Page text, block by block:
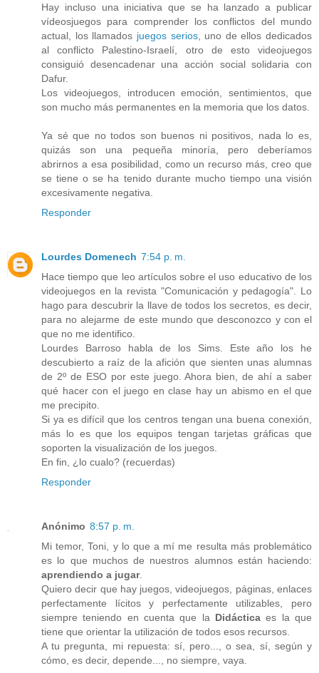
Hay incluso una iniciativa que se ha lanzado a publicar
vídeosjuegos para comprender los conflictos del mundo
actual, los llamados juegos serios, uno de ellos dedicados
al conflicto Palestino-Israelí, otro de esto videojuegos
consiguió desencadenar una acción social solidaria con
Dafur.
Los videojuegos, introducen emoción, sentimientos, que
son mucho más permanentes en la memoria que los datos.
Ya sé que no todos son buenos ni positivos, nada lo es,
quizás son una pequeña minoría, pero deberíamos
abrirnos a esa posibilidad, como un recurso más, creo que
se tiene o se ha tenido durante mucho tiempo una visión
excesivamente negativa.
Responder
Lourdes Domenech 7:54 p. m.
Hace tiempo que leo artículos sobre el uso educativo de los
videojuegos en la revista "Comunicación y pedagogía". Lo
hago para descubrir la llave de todos los secretos, es decir,
para no alejarme de este mundo que desconozco y con el
que no me identifico.
Lourdes Barroso habla de los Sims. Este año los he
descubierto a raíz de la afición que sienten unas alumnas
de 2º de ESO por este juego. Ahora bien, de ahí a saber
qué hacer con el juego en clase hay un abismo en el que
me precipito.
Si ya es difícil que los centros tengan una buena conexión,
más lo es que los equipos tengan tarjetas gráficas que
soporten la visualización de los juegos.
En fin, ¿lo cualo? (recuerdas)
Responder
Anónimo 8:57 p. m.
Mi temor, Toni, y lo que a mí me resulta más problemático
es lo que muchos de nuestros alumnos están haciendo:
aprendiendo a jugar.
Quiero decir que hay juegos, videojuegos, páginas, enlaces
perfectamente lícitos y perfectamente utilizables, pero
siempre teniendo en cuenta que la Didáctica es la que
tiene que orientar la utilización de todos esos recursos.
A tu pregunta, mi repuesta: sí, pero..., o sea, sí, según y
cómo, es decir, depende..., no siempre, vaya.